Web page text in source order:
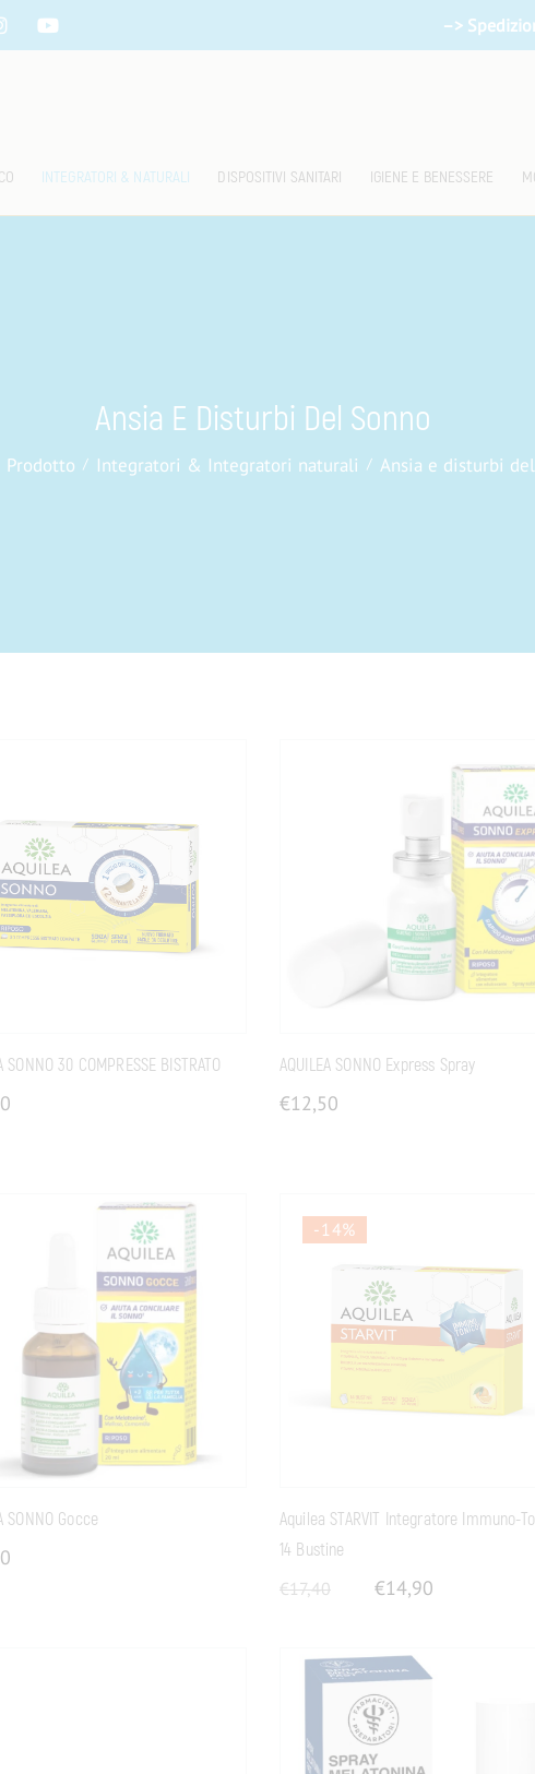
–>
INTEGRATORI & NATURALI DISPOSITIVI SANITARI IGIENE E BENESSERE
Ansia E Disturbi Del Sonno
Prodotto Integratori & Integratori naturali Ansia e disturbi
SONNO 30 COMPRESSE BISTRATO AQUILEA SONNO Express Spray
€12,50
SONNO Gocce
-14%
Aquilea STARVIT Integratore Immuno-
14 Bustine
€17,40 €14,90